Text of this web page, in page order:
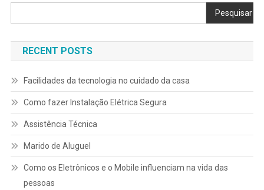
Pesquisar
RECENT POSTS
Facilidades da tecnologia no cuidado da casa
Como fazer Instalação Elétrica Segura
Assistência Técnica
Marido de Aluguel
Como os Eletrônicos e o Mobile influenciam na vida das
pessoas